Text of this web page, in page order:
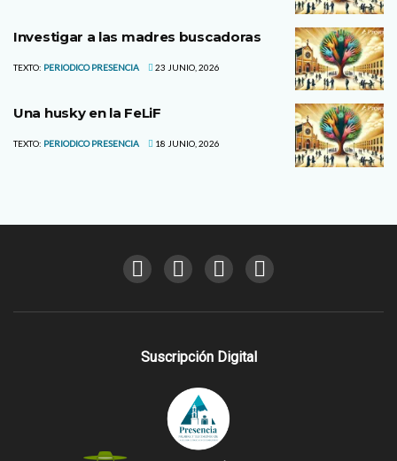
Investigar a las madres buscadoras
TEXTO: PERIODICO PRESENCIA 23 JUNIO, 2026
Una husky en la FeLiF
TEXTO: PERIODICO PRESENCIA 18 JUNIO, 2026
Suscripción Digital